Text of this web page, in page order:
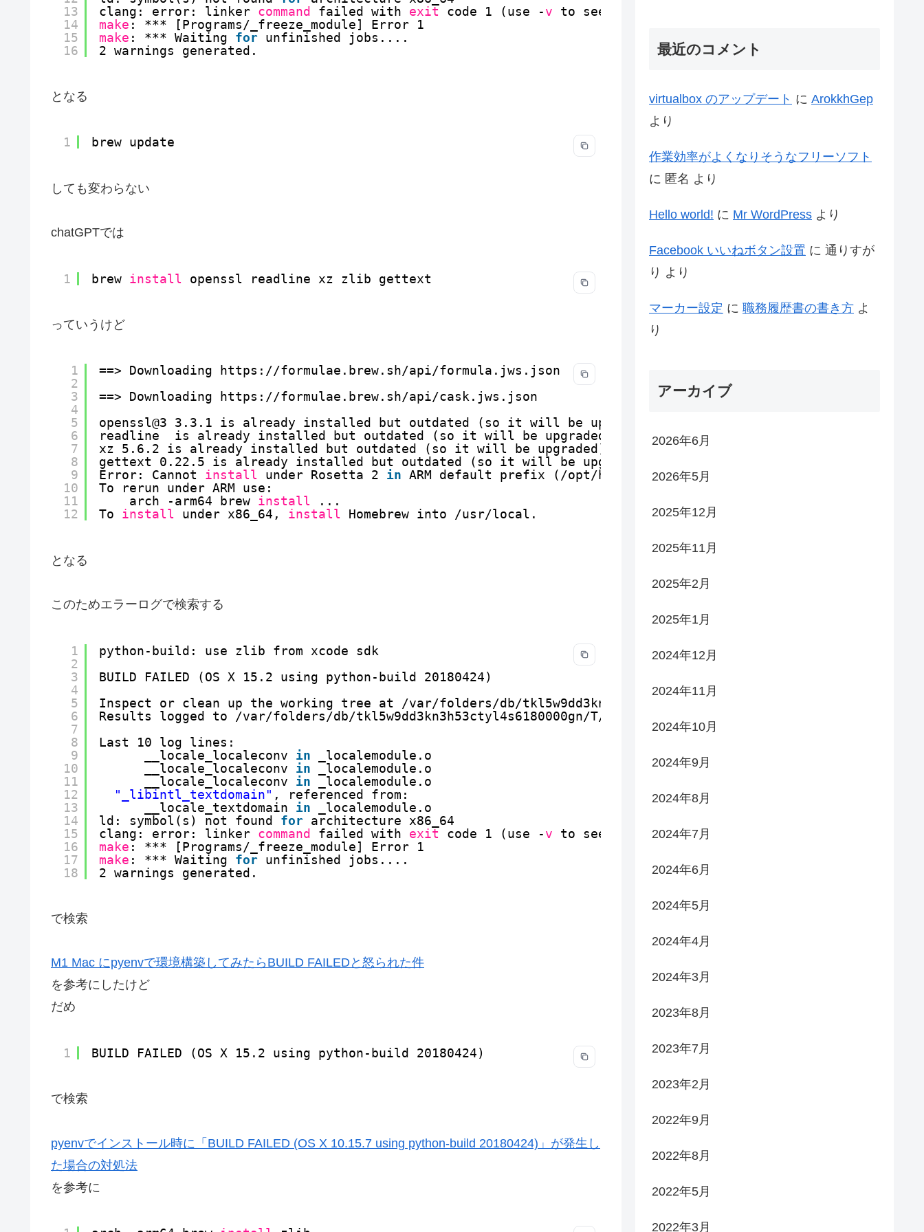
13
14
15
16
clang: error: linker command failed with exit code 1 (use -v
to see invocation)
make : *** [Programs/_freeze_module] Error 1
make : *** Waiting for unfinished jobs....
2 warnings generated.
となる
1 brew update
しても変わらない
chatGPTでは
1 brew install openssl readline xz zlib gettext
っていうけど
1
2
3
4
5
6
7
8
9
10
11
12
==> Downloading https: //formulae .brew.sh/api/formula .jws.json
==> Downloading https: //formulae .brew.sh/api/cask.jws.json
openssl@3 3.3.1 is already installed but outdated (so it will be upgraded).
readline  is already installed but outdated (so it will be upgraded).
xz 5.6.2 is already installed but outdated (so it will be upgraded).
gettext 0.22.5 is already installed but outdated (so it will be upgraded).
Error: Cannot install under Rosetta 2 in ARM default prefix ( /opt/homebrew)!
To rerun under ARM use:
arch -arm64 brew install
...
To install under x86_64, install Homebrew into /usr/local .
となる
このためエラーログで検索する
1
2
3
4
5
6
7
8
9
10
11
12
13
14
15
16
17
18
python-build: use zlib from xcode sdk
BUILD FAILED (OS X 15.2 using python-build 20180424)
Inspect or clean up the working tree at /var/folders/db/tkl5w9dd3kn3h53ctyl4s6180000gn/T/python-build
Results logged to /var/folders/db/tkl5w9dd3kn3h53ctyl4s6180000gn/T/python-build
Last 10 log lines:
__locale_localeconv in
_localemodule.o
__locale_localeconv in
_localemodule.o
__locale_localeconv in
_localemodule.o
"_libintl_textdomain" , referenced from:
__locale_textdomain in
_localemodule.o
ld: symbol(s) not found for architecture x86_64
clang: error: linker command failed with exit code 1 (use -v
to see invocation)
make : *** [Programs/_freeze_module] Error 1
make : *** Waiting for unfinished jobs....
2 warnings generated.
で検索
M1 Mac にpyenvで環境構築してみたらBUILD FAILEDと怒られた件
を参考にしたけど
だめ
1 BUILD FAILED (OS X 15.2 using python-build 20180424)
で検索
pyenvでインストール時に「BUILD FAILED (OS X 10.15.7 using python-build 20180424)」が発生し
た場合の対処法
を参考に
最近のコメント
virtualbox のアップデート に ArokkhGep
より
作業効率がよくなりそうなフリーソフト
に 匿名 より
Hello world! に Mr WordPress より
Facebook いいねボタン設置 に 通りすが
り より
マーカー設定 に 職務履歴書の書き方 よ
り
アーカイブ
2026年6月
2026年5月
2025年12月
2025年11月
2025年2月
2025年1月
2024年12月
2024年11月
2024年10月
2024年9月
2024年8月
2024年7月
2024年6月
2024年5月
2024年4月
2024年3月
2023年8月
2023年7月
2023年2月
2022年9月
2022年8月
2022年5月
2022年3月